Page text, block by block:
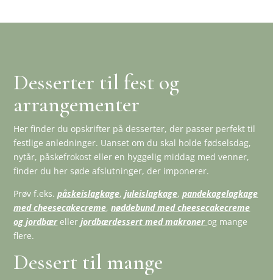
Desserter til fest og
arrangementer
Her finder du opskrifter på desserter, der passer perfekt til
festlige anledninger. Uanset om du skal holde fødselsdag,
nytår, påskefrokost eller en hyggelig middag med venner,
finder du her søde afslutninger, der imponerer.
Prøv f.eks.påskeislagkage,juleislagkage,pandekagelagkage
med cheesecakecreme,nøddebund med cheesecakecreme
og jordbærellerjordbærdessert med makroner og mange
flere.
Dessert til mange